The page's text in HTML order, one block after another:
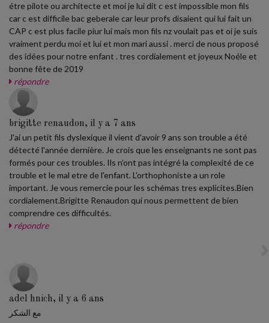
étre pilote ou architecte et moi je lui dit c est impossible mon fils
car c est difficile bac geberale car leur profs disaient qui lui fait un
CAP c est plus facile piur lui mais mon fils nz voulait pas et oi je suis
vraiment perdu moi et lui et mon mari aussi . merci de nous proposé
des idées pour notre enfant . tres cordialement et joyeux Noéle et
bonne fête de 2019
répondre
brigitte renaudon, il y a 7 ans
J'ai un petit fils dyslexique il vient d'avoir 9 ans son trouble a été
détecté l'année dernière. Je crois que les enseignants ne sont pas
formés pour ces troubles. Ils n'ont pas intégré la complexité de ce
trouble et le mal etre de l'enfant. L'orthophoniste a un role
important. Je vous remercie pour les schémas tres explicites.Bien
cordialement.Brigitte Renaudon qui nous permettent de bien
comprendre ces difficultés.
répondre
adel hnich, il y a 6 ans
مع الشكر